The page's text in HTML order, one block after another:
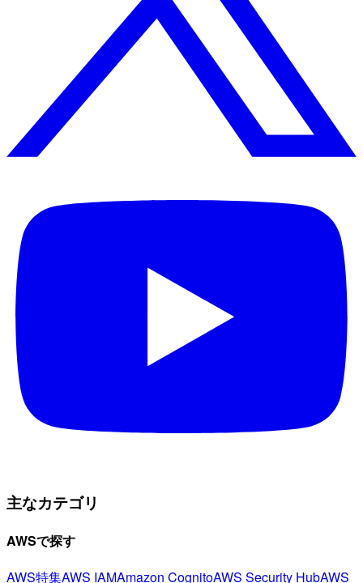
主なカテゴリ
AWSで探す
AWS特集AWS IAMAmazon CognitoAWS Security HubAWS